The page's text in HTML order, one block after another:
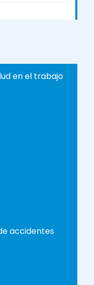
en el trabajo
accidentes